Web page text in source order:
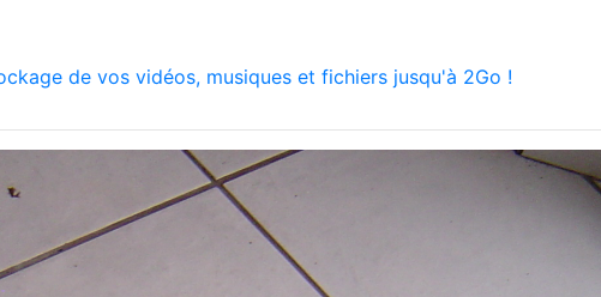
de vos vidéos, musiques et fichiers jusqu'à 2Go !